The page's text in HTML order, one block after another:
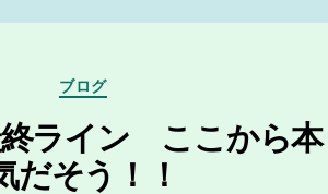
カ
テ
ゴ
ー
ブログ
終ライン ここから本
だそう！！